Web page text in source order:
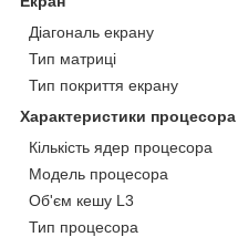
Діагональ екрану
Тип матриці
Тип покриття екрану
Характеристики процесора
Кількість ядер процесора
Модель процесора
Об'єм кешу L3
Тип процесора